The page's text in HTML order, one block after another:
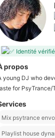
Identité
propos
young DJ who
for PsyTrance/
Mix psytrance
Playlist house